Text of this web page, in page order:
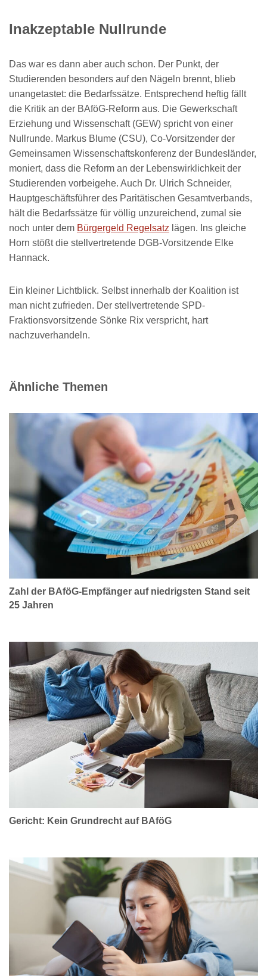
Inakzeptable Nullrunde
Das war es dann aber auch schon. Der Punkt, der
Studierenden besonders auf den Nägeln brennt, blieb
unangetastet: die Bedarfssätze. Entsprechend heftig fällt
die Kritik an der BAföG-Reform aus. Die Gewerkschaft
Erziehung und Wissenschaft (GEW) spricht von einer
Nullrunde. Markus Blume (CSU), Co-Vorsitzender der
Gemeinsamen Wissenschaftskonferenz der Bundesländer,
moniert, dass die Reform an der Lebenswirklichkeit der
Studierenden vorbeigehe. Auch Dr. Ulrich Schneider,
Hauptgeschäftsführer des Paritätischen Gesamtverbands,
hält die Bedarfssätze für völlig unzureichend, zumal sie
noch unter dem Bürgergeld Regelsatz lägen. Ins gleiche
Horn stößt die stellvertretende DGB-Vorsitzende Elke
Hannack.
Ein kleiner Lichtblick. Selbst innerhalb der Koalition ist
man nicht zufrieden. Der stellvertretende SPD-
Fraktionsvorsitzende Sönke Rix verspricht, hart
nachzuverhandeln.
Ähnliche Themen
Zahl der BAföG-Empfänger auf niedrigsten Stand seit
25 Jahren
Gericht: Kein Grundrecht auf BAföG